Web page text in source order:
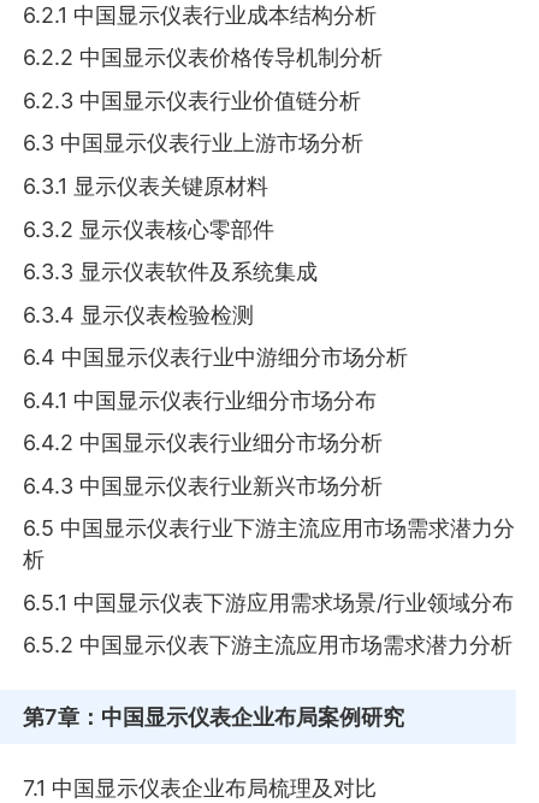
6.2.1 中国显示仪表行业成本结构分析
6.2.2 中国显示仪表价格传导机制分析
6.2.3 中国显示仪表行业价值链分析
6.3 中国显示仪表行业上游市场分析
6.3.1 显示仪表关键原材料
6.3.2 显示仪表核心零部件
6.3.3 显示仪表软件及系统集成
6.3.4 显示仪表检验检测
6.4 中国显示仪表行业中游细分市场分析
6.4.1 中国显示仪表行业细分市场分布
6.4.2 中国显示仪表行业细分市场分析
6.4.3 中国显示仪表行业新兴市场分析
6.5 中国显示仪表行业下游主流应用市场需求潜力分
析
6.5.1 中国显示仪表下游应用需求场景/行业领域分布
6.5.2 中国显示仪表下游主流应用市场需求潜力分析
第7章 ：中国显示仪表企业布局案例研究
7.1 中国显示仪表企业布局梳理及对比